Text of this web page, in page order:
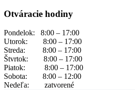
Otváracie hodiny
Pondelok: 8:00 – 17:00
Utorok: 8:00 – 17:00
Streda: 8:00 – 17:00
Štvrtok: 8:00 – 17:00
Piatok: 8:00 – 17:00
Sobota: 8:00 – 12:00
Nedeľa: zatvorené